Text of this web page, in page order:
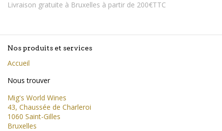
Livraison gratuite à Bruxelles à partir de 200€TTC
Nos produits et services
Accueil
Nous trouver
Mig's World Wines
43, Chaussée de Charleroi
1060 Saint-Gilles
Bruxelles